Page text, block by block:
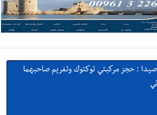
صيدا : حجز مركبتي توكتوك وتغريم صاحبهما